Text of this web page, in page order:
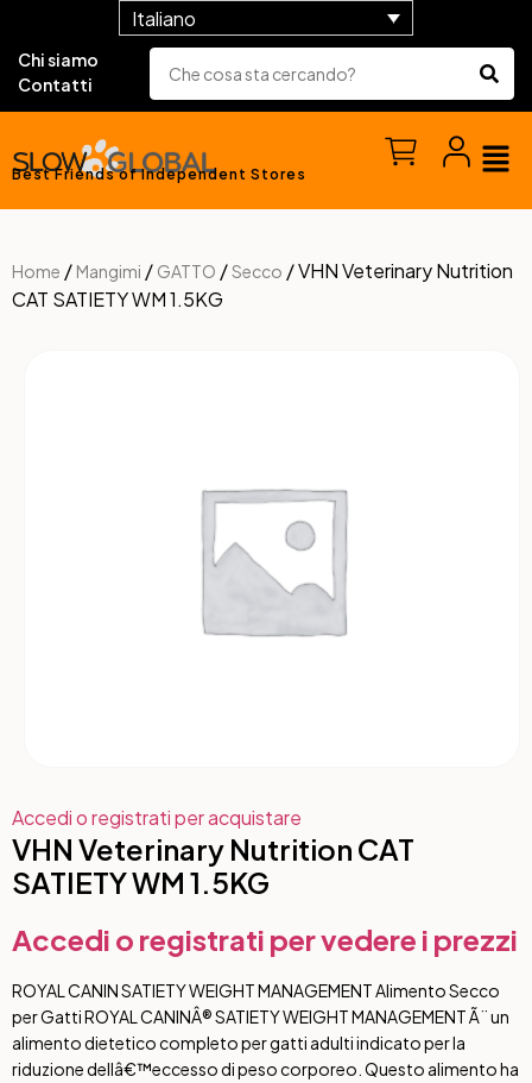
Italiano
Chi siamo
Contatti
Best Friends of Independent Stores
Home / Mangimi / GATTO /Secco / VHN Veterinary Nutrition
CAT SATIETY WM 1.5KG
Accedi o registrati per acquistare
VHN Veterinary Nutrition CAT
SATIETY WM 1.5KG
Accedi o registrati per vedere i prezzi
ROYAL CANIN SATIETY WEIGHT MANAGEMENT Alimento Secco
per Gatti ROYAL CANINÂ® SATIETY WEIGHT MANAGEMENT Ã¨ un
alimento dietetico completo per gatti adulti indicato per la
riduzione dellâ€™eccesso di peso corporeo. Questo alimento ha